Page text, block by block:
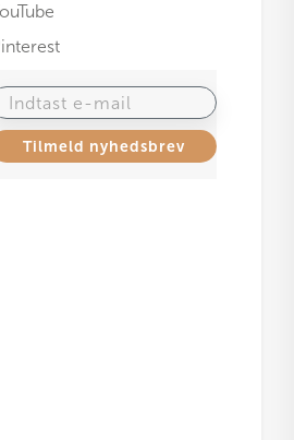
e-mail
Tilmeld nyhedsbrev